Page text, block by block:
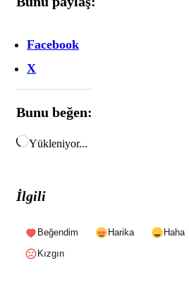
Facebook
X
Bunu beğen:
Yükleniyor...
İlgili
Beğendim Harika Haha
Kızgın